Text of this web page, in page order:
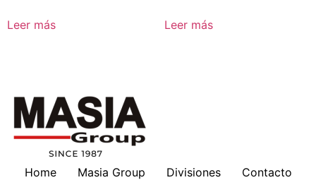
Leer más Leer más
Home Masia Group Divisiones
Contacto